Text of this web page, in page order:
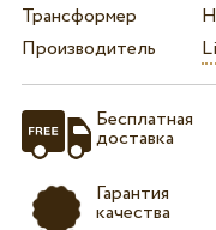
Трансформер
Производитель
Бесплатная
доставка
Гарантия
качества